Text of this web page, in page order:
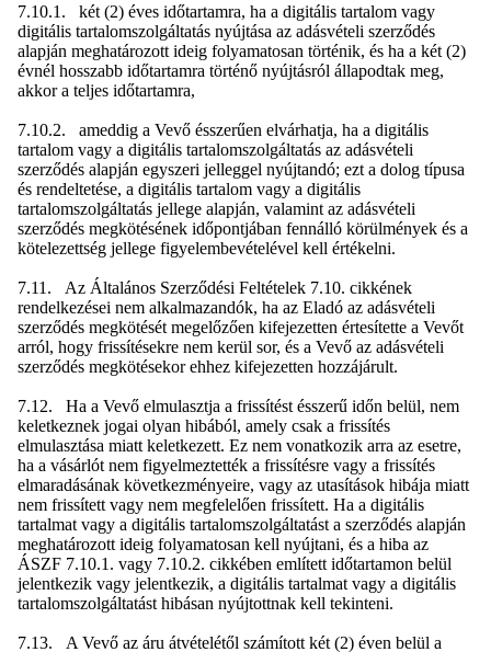
7.10.1. két (2) éves időtartamra, ha a digitális tartalom vagy
digitális tartalomszolgáltatás nyújtása az adásvételi szerződés
alapján meghatározott ideig folyamatosan történik, és ha a két (2)
évnél hosszabb időtartamra történő nyújtásról állapodtak meg,
akkor a teljes időtartamra,
7.10.2. ameddig a Vevő ésszerűen elvárhatja, ha a digitális
tartalom vagy a digitális tartalomszolgáltatás az adásvételi
szerződés alapján egyszeri jelleggel nyújtandó; ezt a dolog típusa
és rendeltetése, a digitális tartalom vagy a digitális
tartalomszolgáltatás jellege alapján, valamint az adásvételi
szerződés megkötésének időpontjában fennálló körülmények és a
kötelezettség jellege figyelembevételével kell értékelni.
7.11. Az Általános Szerződési Feltételek 7.10. cikkének
rendelkezései nem alkalmazandók, ha az Eladó az adásvételi
szerződés megkötését megelőzően kifejezetten értesítette a Vevőt
arról, hogy frissítésekre nem kerül sor, és a Vevő az adásvételi
szerződés megkötésekor ehhez kifejezetten hozzájárult.
7.12. Ha a Vevő elmulasztja a frissítést ésszerű időn belül, nem
keletkeznek jogai olyan hibából, amely csak a frissítés
elmulasztása miatt keletkezett. Ez nem vonatkozik arra az esetre,
ha a vásárlót nem figyelmeztették a frissítésre vagy a frissítés
elmaradásának következményeire, vagy az utasítások hibája miatt
nem frissített vagy nem megfelelően frissített. Ha a digitális
tartalmat vagy a digitális tartalomszolgáltatást a szerződés alapján
meghatározott ideig folyamatosan kell nyújtani, és a hiba az
ÁSZF 7.10.1. vagy 7.10.2. cikkében említett időtartamon belül
jelentkezik vagy jelentkezik, a digitális tartalmat vagy a digitális
tartalomszolgáltatást hibásan nyújtottnak kell tekinteni.
7.13. A Vevő az áru átvételétől számított két (2) éven belül a